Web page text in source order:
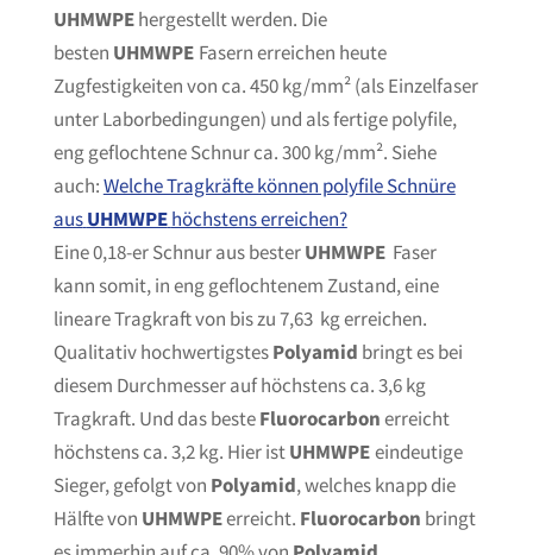
UHMWPEhergestellt werden. Die
besten UHMWPE Fasern erreichen heute
Zugfestigkeiten von ca. 450 kg/mm²(als Einzelfaser
unter Laborbedingungen) und als fertige polyfile,
eng geflochtene Schnur ca. 300 kg/mm². Siehe
auch:Welche Tragkräfte können polyfile Schnüre
ausUHMWPEhöchstens erreichen?
Eine 0,18-er Schnur aus besterUHMWPE Faser
kann somit, in eng geflochtenem Zustand, eine
lineare Tragkraft von bis zu 7,63 kg erreichen.
Qualitativ hochwertigstesPolyamid bringt es bei
diesem Durchmesser auf höchstens ca. 3,6 kg
Tragkraft. Und das besteFluorocarbonerreicht
höchstens ca. 3,2 kg. Hier istUHMWPEeindeutige
Sieger, gefolgt von Polyamid, welches knapp die
Hälfte von UHMWPEerreicht. Fluorocarbon bringt